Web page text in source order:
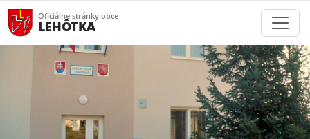
Oficiálne stránky obce
LEHÔTKA